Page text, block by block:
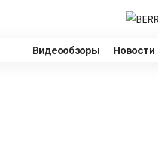
Видеообзоры Новости